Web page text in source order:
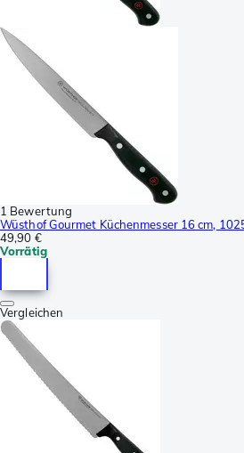
1 Bewertung
Wüsthof Gourmet Küchenmesser 16 cm,
49,90 €
Vorrätig
Vergleichen